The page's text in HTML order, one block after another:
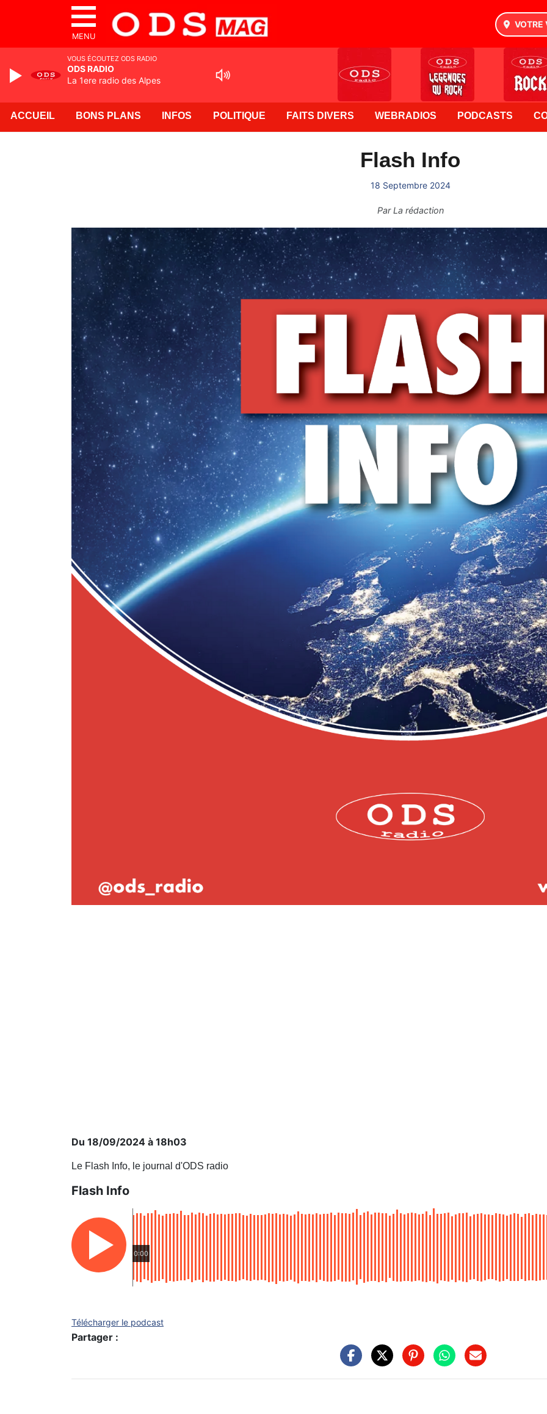
MENU
VOTRE
ACCUEIL BONS PLANS INFOS POLITIQUE FAITS DIVERS WEBRADIOS PODCASTS
Flash Info
18 Septembre 2024
ParLa rédaction
Du 18/09/2024 à 18h03
Le Flash Info, le journal d'ODS radio
Flash Info
0:00
Télécharger le podcast
Partager :
VOUS ÉCOUTEZ ODS RADIO
ODS RADIO
La 1ere radio des Alpes